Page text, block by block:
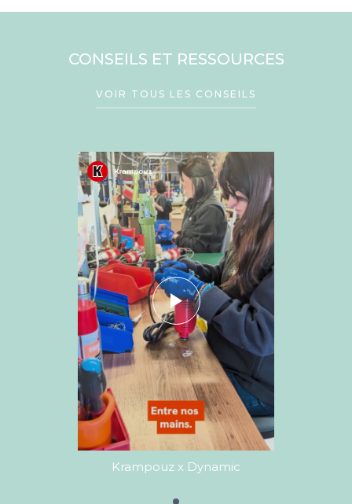
CONSEILS ET RESSOURCES
VOIR TOUS LES CONSEILS
Krampouz x Dynamic